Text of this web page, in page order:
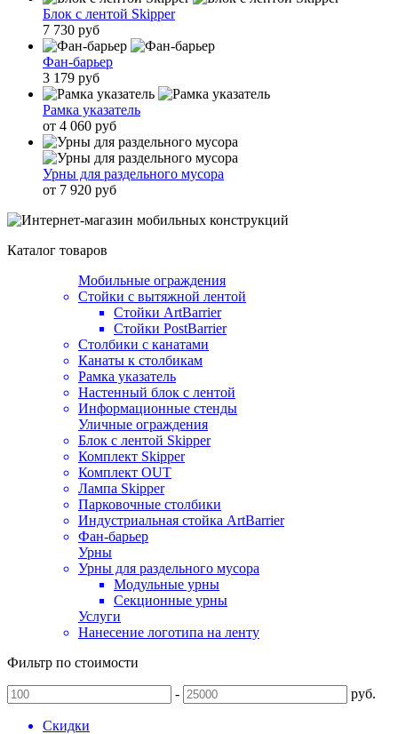
Блок с лентой Skipper
7 730 руб
Фан-барьер
3 179 руб
Рамка указатель
от 4 060 руб
Урны для раздельного мусора
от 7 920 руб
Каталог товаров
Мобильные ограждения
Стойки с вытяжной лентой
Стойки ArtBarrier
Стойки PostBarrier
Столбики с канатами
Канаты к столбикам
Рамка указатель
Настенный блок с лентой
Информационные стенды
Уличные ограждения
Блок с лентой Skipper
Комплект Skipper
Комплект OUT
Лампа Skipper
Парковочные столбики
Индустриальная стойка ArtBarrier
Фан-барьер
Урны
Урны для раздельного мусора
Модульные урны
Секционные урны
Услуги
Нанесение логотипа на ленту
Фильтр по стоимости
- руб.
Скидки